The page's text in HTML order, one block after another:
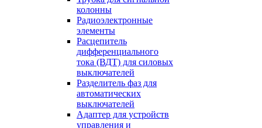
колонны
Радиоэлектронные
элементы
Расцепитель
дифференциального
тока (ВДТ) для силовых
выключателей
Разделитель фаз для
автоматических
выключателей
Адаптер для устройств
управления и